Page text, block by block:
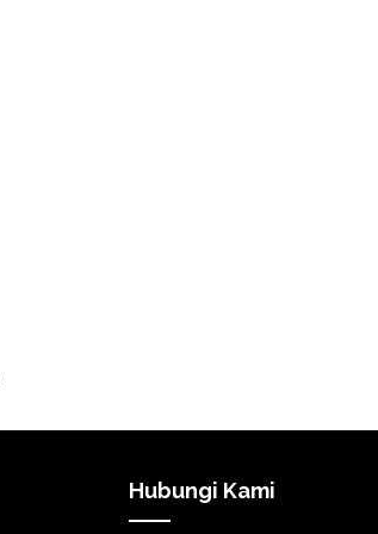
Hubungi Kami